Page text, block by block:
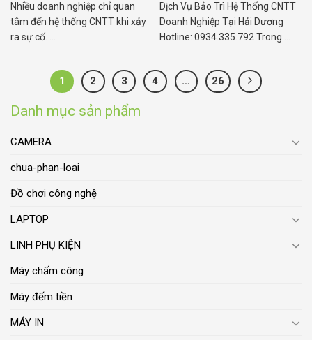
Danh mục sản phẩm
CAMERA
chua-phan-loai
Đồ chơi công nghệ
LAPTOP
LINH PHỤ KIỆN
Máy chấm công
Máy đếm tiền
MÁY IN
Nhiều doanh nghiệp chỉ quan
tâm đến hệ thống CNTT khi xảy
ra sự cố. ...
Dịch Vụ Bảo Trì Hệ Thống CNTT
Doanh Nghiệp Tại Hải Dương
Hotline: 0934.335.792 Trong ...
1 2 3 4 … 26